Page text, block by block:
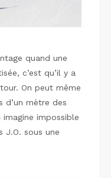
quand une
c’est qu’il y a
On peut même
d’un mètre des
impossible
J.O. sous une